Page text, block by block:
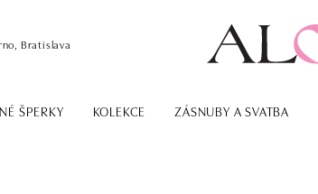
Bratislava
ŠPERKY KOLEKCE ZÁSNUBY A SVATBA